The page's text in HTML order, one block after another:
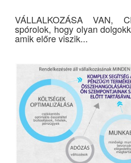
VÁLLALKOZÁSA VAN,
spórolok, hogy olyan
amik előre viszik...